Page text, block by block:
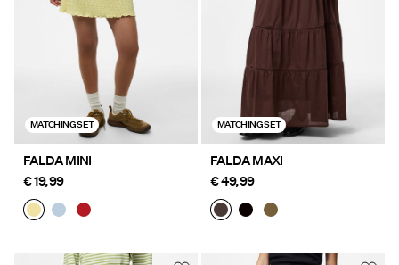
MATCHING SET
FALDA MINI
€ 19,99
MATCHING SET
FALDA MAXI
€ 49,99